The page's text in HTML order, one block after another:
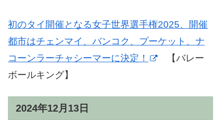
初のタイ開催となる女子世界選手権2025、開催
都市はチェンマイ、バンコク、プーケット、ナ
コーンラーチャシーマーに決定！
【バレー
ボールキング】
2024年12月13日